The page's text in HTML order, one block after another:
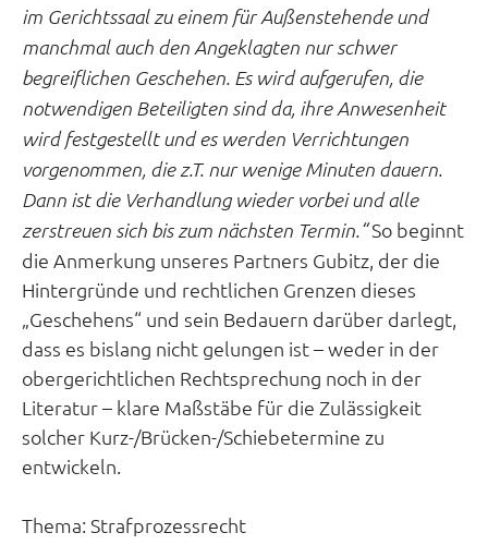
im Gerichtssaal zu einem für Außenstehende und
manchmal auch den Angeklagten nur schwer
begreiflichen Geschehen. Es wird aufgerufen, die
notwendigen Beteiligten sind da, ihre Anwesenheit
wird festgestellt und es werden Verrichtungen
vorgenommen, die z.T. nur wenige Minuten dauern.
Dann ist die Verhandlung wieder vorbei und alle
zerstreuen sich bis zum nächsten Termin.“So beginnt
die Anmerkung unseres Partners Gubitz, der die
Hintergründe und rechtlichen Grenzen dieses
„Geschehens“ und sein Bedauern darüber darlegt,
dass es bislang nicht gelungen ist – weder in der
obergerichtlichen Rechtsprechung noch in der
Literatur – klare Maßstäbe für die Zulässigkeit
solcher Kurz-/Brücken-/Schiebetermine zu
entwickeln.
Thema: Strafprozessrecht